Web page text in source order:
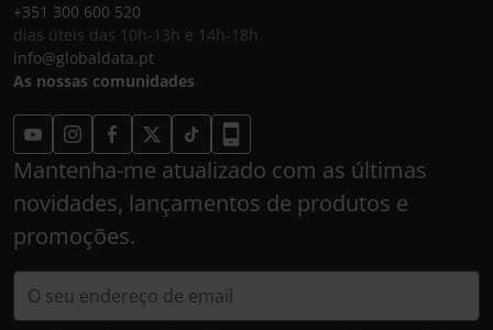
+351 300 600 520
dias úteis das 10h-13h e 14h-18h
info@globaldata.pt
As nossas comunidades
Mantenha-me atualizado com as últimas
novidades, lançamentos de produtos e
promoções.